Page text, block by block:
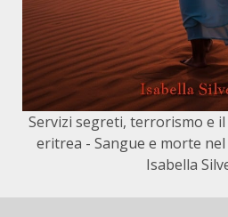
Servizi segreti, terrorismo e
eritrea - Sangue e morte
Isabella